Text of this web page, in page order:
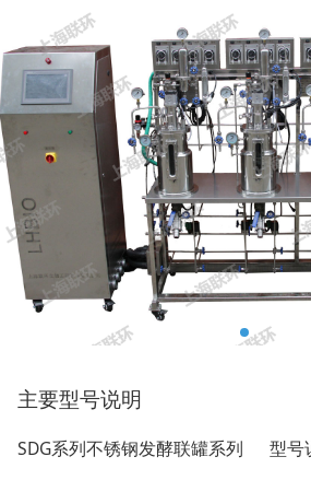
主要型号说明
SDG系列不锈钢发酵联罐系列 型号